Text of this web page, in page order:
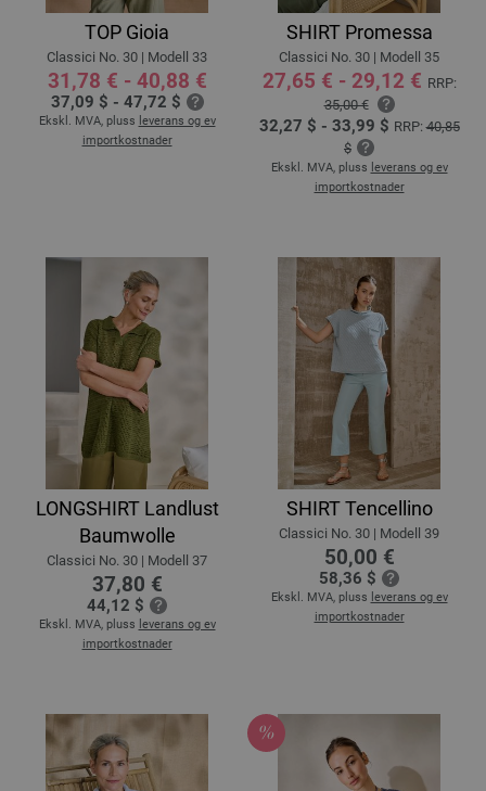
TOP Gioia
Classici No. 30 | Modell 33
31,78 € - 40,88 €
37,09 $ - 47,72 $
Ekskl. MVA, pluss leverans og ev
importkostnader
SHIRT Promessa
Classici No. 30 | Modell 35
27,65 € - 29,12 € RRP:
35,00 €
32,27 $ - 33,99 $ RRP:40,85
$
Ekskl. MVA, pluss leverans og ev
importkostnader
LONGSHIRT Landlust
Baumwolle
Classici No. 30 | Modell 37
37,80 €
44,12 $
Ekskl. MVA, pluss leverans og ev
importkostnader
SHIRT Tencellino
Classici No. 30 | Modell 39
50,00 €
58,36 $
Ekskl. MVA, pluss leverans og ev
importkostnader